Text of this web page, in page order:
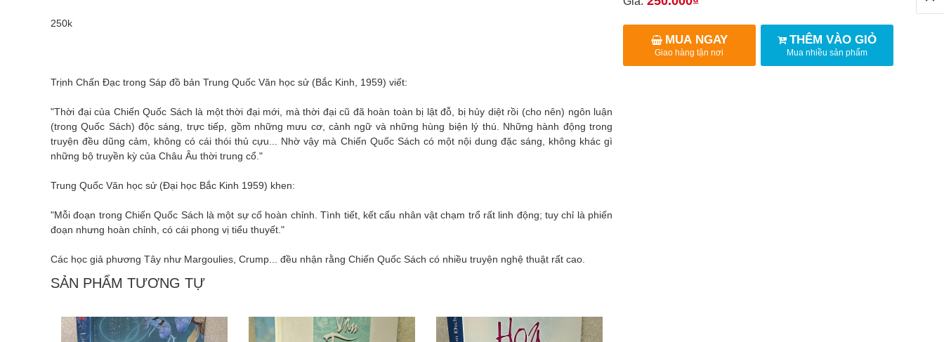
250k
Trịnh Chấn Đạc trong Sáp đồ bản Trung Quốc Văn học sử (Bắc Kinh, 1959) viết:
"Thời đại của Chiến Quốc Sách là một thời đại mới, mà thời đại cũ đã hoàn toàn bị lật đỗ, bị hủy diệt rồi (cho nên) ngôn luận
(trong Quốc Sách) độc sáng, trực tiếp, gồm những mưu cơ, cảnh ngữ và những hùng biện lý thú. Những hành động trong
truyện đều dũng cảm, không có cái thói thủ cựu... Nhờ vậy mà Chiến Quốc Sách có một nội dung đặc sáng, không khác gì
những bộ truyền kỳ của Châu Âu thời trung cổ."
Trung Quốc Văn học sử (Đại học Bắc Kinh 1959) khen:
"Mỗi đoạn trong Chiến Quốc Sách là một sự cố hoàn chỉnh. Tình tiết, kết cấu nhân vật chạm trổ rất linh động; tuy chỉ là phiến
đoạn nhưng hoàn chỉnh, có cái phong vị tiểu thuyết."
Các học giả phương Tây như Margoulies, Crump... đều nhận rằng Chiến Quốc Sách có nhiều truyện nghệ thuật rất cao.
SẢN PHẨM TƯƠNG TỰ
MUA NGAY
Giao hàng tận nơi
THÊM VÀO GIỎ
Mua nhiều sản phẩm